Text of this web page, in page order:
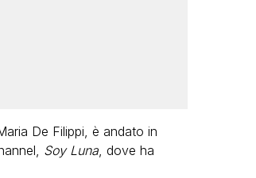
De Filippi, è andato in
Soy Luna, dove ha